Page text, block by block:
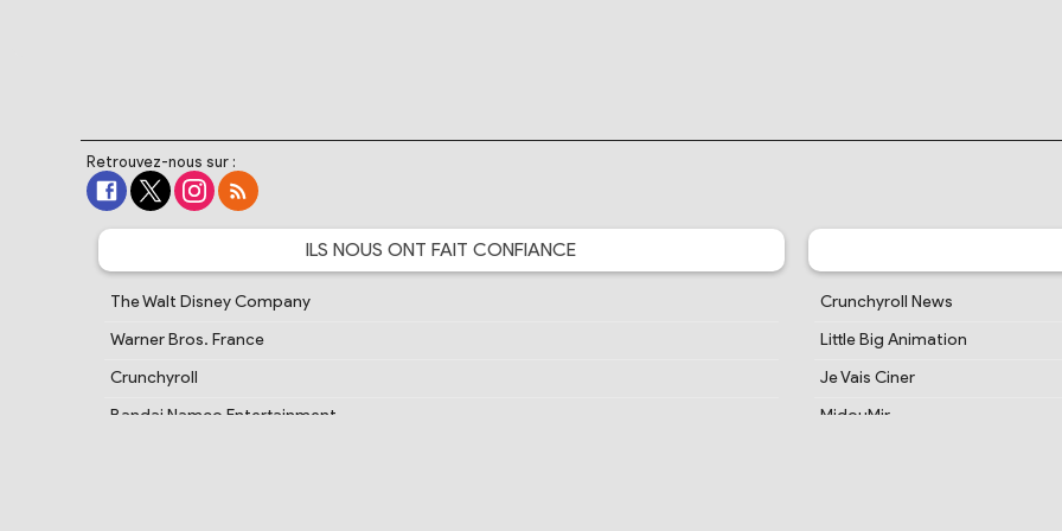
Retrouvez-nous sur :
ILS NOUS ONT FAIT CONFIANCE
The Walt Disney Company
Warner Bros. France
Crunchyroll
Bandai Namco Entertainment
Crunchyroll News
Little Big Animation
Je Vais Ciner
MidouMir